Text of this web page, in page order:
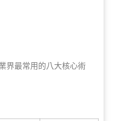
界最常用的八大核心術